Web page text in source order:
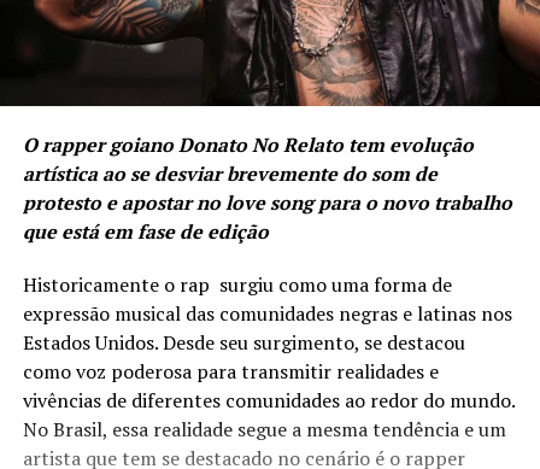
O rapper goiano Donato No Relato tem evolução
artística ao se desviar brevemente do som de
protesto e apostar no love song para o novo trabalho
que está em fase de edição
Historicamente o rap surgiu como uma forma de
expressão musical das comunidades negras e latinas nos
Estados Unidos. Desde seu surgimento, se destacou
como voz poderosa para transmitir realidades e
vivências de diferentes comunidades ao redor do mundo.
No Brasil, essa realidade segue a mesma tendência e um
artista que tem se destacado no cenário é o rapper